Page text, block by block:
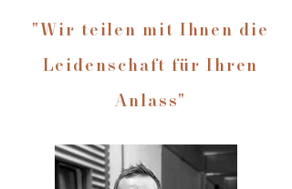
"Wir teilen mit Ihnen die
Leidenschaft für Ihren
Anlass"